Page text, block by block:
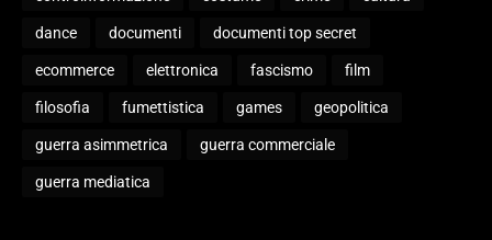
dance documenti documenti top secret
ecommerce elettronica fascismo film
filosofia fumettistica games geopolitica
guerra asimmetrica guerra commerciale
guerra mediatica